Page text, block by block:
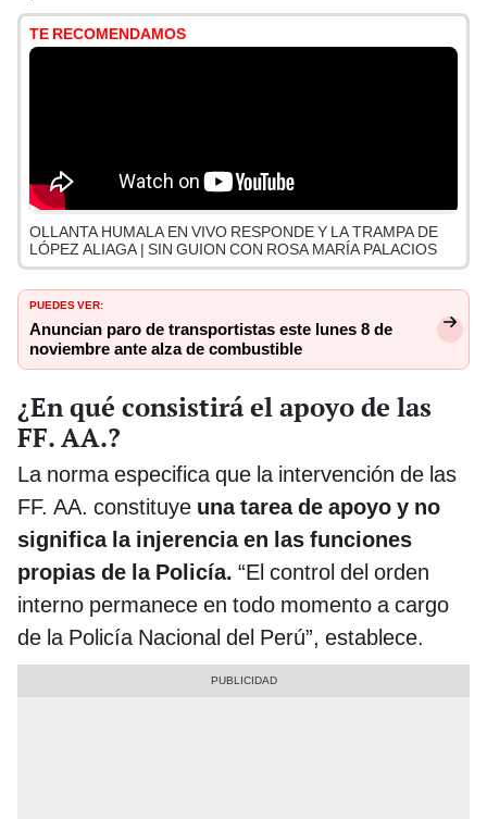
TE RECOMENDAMOS
OLLANTA HUMALA EN VIVO RESPONDE Y LA TRAMPA DE
LÓPEZ ALIAGA | SIN GUION CON ROSA MARÍA PALACIOS
PUEDES VER:
Anuncian paro de transportistas este lunes 8 de
noviembre ante alza de combustible
¿En qué consistirá el apoyo de las
FF. AA.?
La norma especifica que la intervención de las
FF. AA. constituye una tarea de apoyo y no
significa la injerencia en las funciones
propias de la Policía. “El control del orden
interno permanece en todo momento a cargo
de la Policía Nacional del Perú”, establece.